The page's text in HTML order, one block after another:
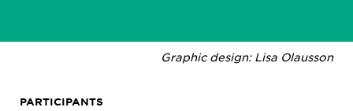
Graphic design: Lisa Olausson
PARTICIPANTS